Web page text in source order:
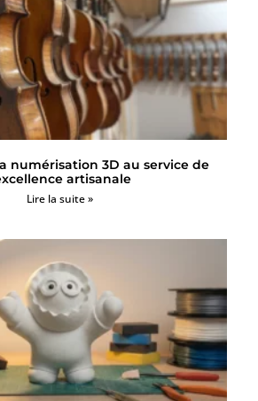
numérisation 3D au service de
artisanale
Lire la suite »